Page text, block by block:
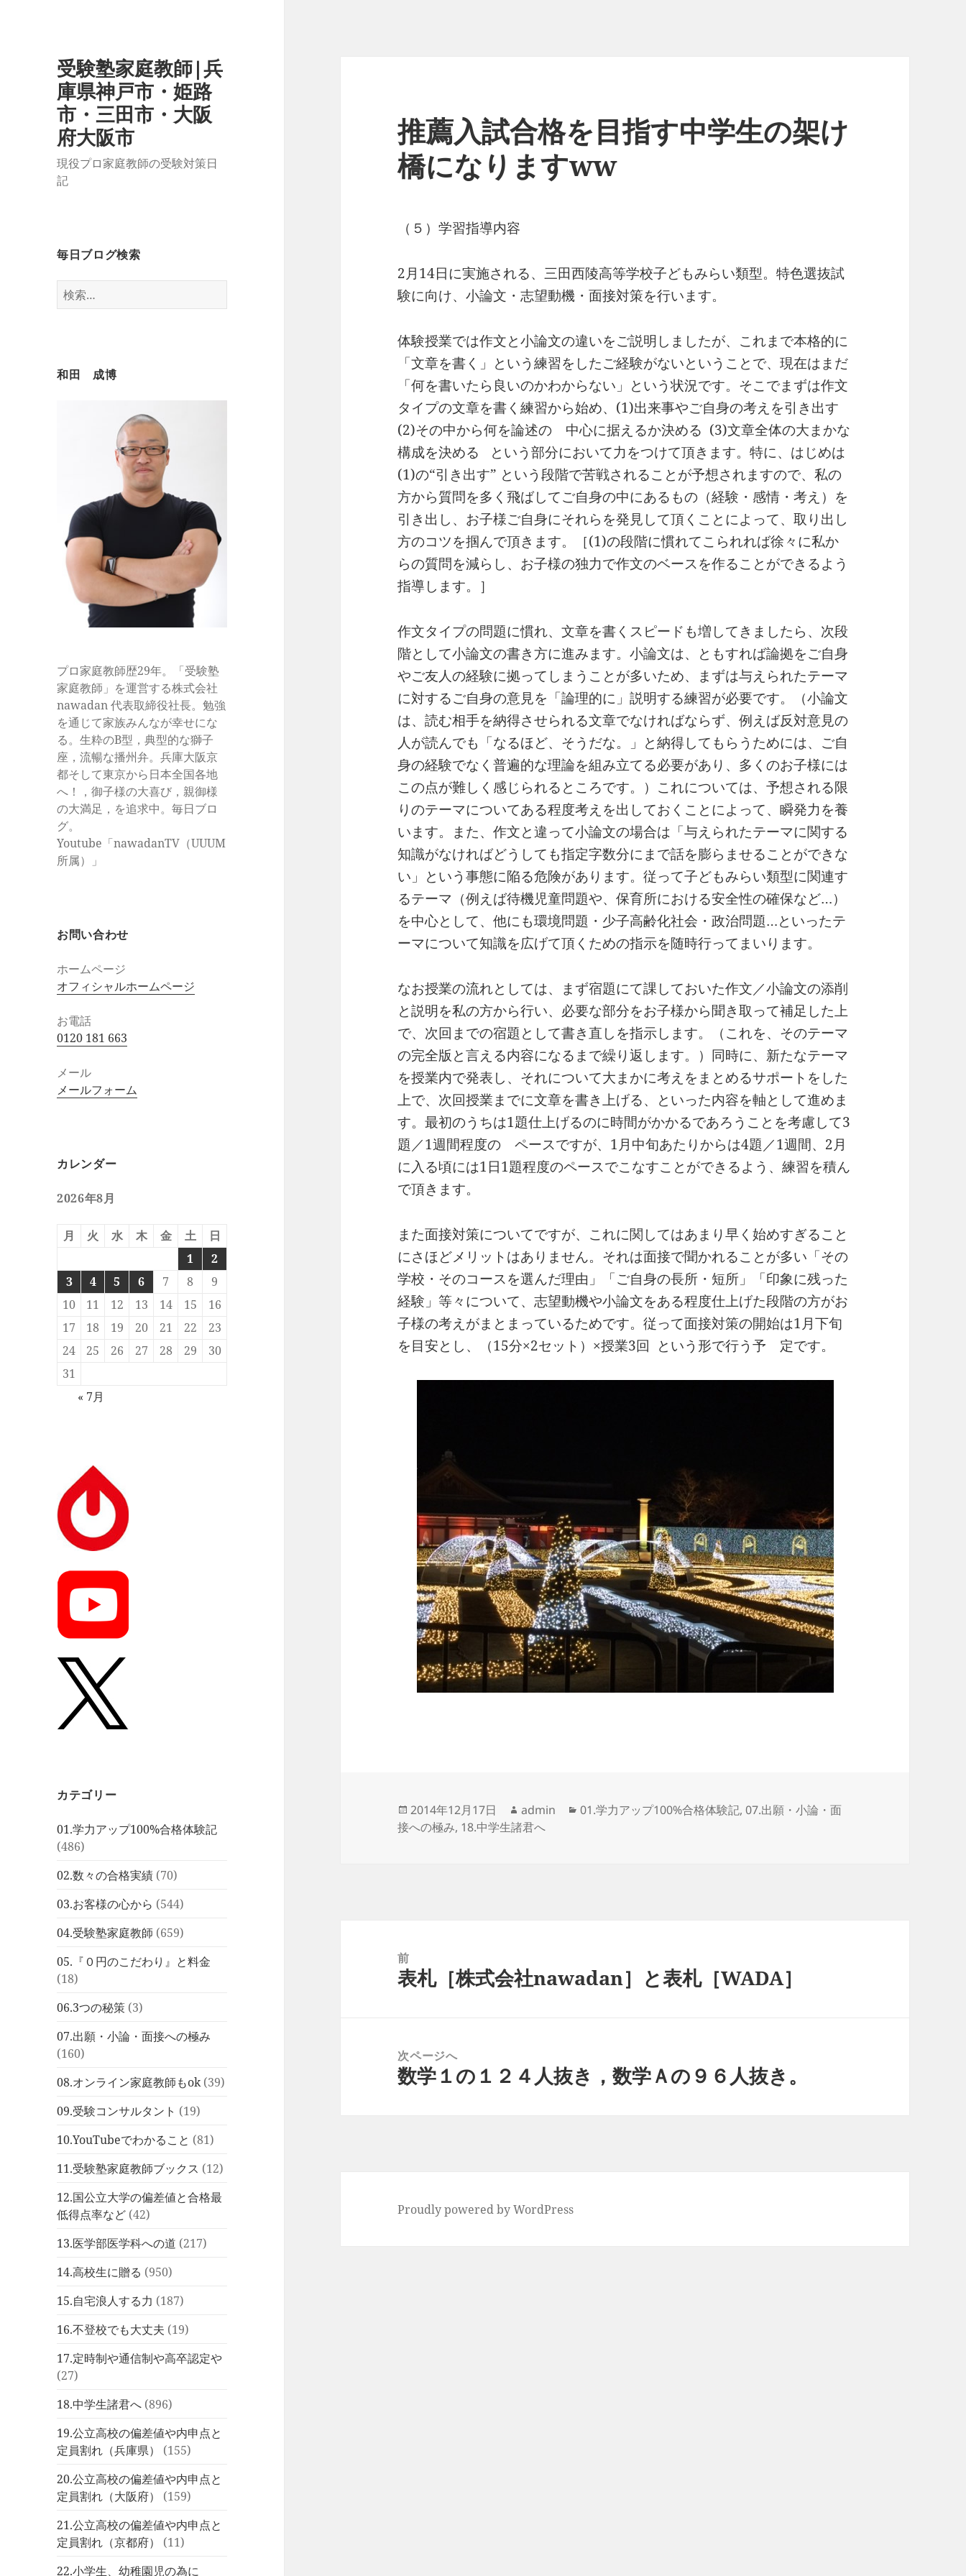
受験塾家庭教師|兵
庫県神戸市・姫路
市・三田市・大阪
府大阪市
現役プロ家庭教師の受験対策日
記
毎日ブログ検索
検
索:
和田 成博
プロ家庭教師歴29年。「受験塾
家庭教師」を運営する株式会社
nawadan 代表取締役社長。勉強
を通じて家族みんなが幸せにな
る。生粋のB型，典型的な獅子
座，流暢な播州弁。兵庫大阪京
都そして東京から日本全国各地
へ！，御子様の大喜び，親御様
の大満足，を追求中。毎日ブロ
グ。
Youtube「nawadanTV（UUUM
所属）」
お問い合わせ
ホームページ
オフィシャルホームページ
お電話
0120 181 663
メール
メールフォーム
カレンダー
2026年8月
月 火 水 木 金 土
日
1
2
3
4 5 6 7 8
9
10
11 12 13 14 15
16
17
18 19 20 21 22
23
24
25 26 27 28 29
30
31
« 7月
カテゴリー
01.学力アップ100%合格体験記
(486)
02.数々の合格実績 (70)
03.お客様の心から (544)
04.受験塾家庭教師 (659)
05.『０円のこだわり』と料金
(18)
06.3つの秘策 (3)
07.出願・小論・面接への極み
(160)
08.オンライン家庭教師もok(39)
09.受験コンサルタント (19)
10.YouTubeでわかること (81)
11.受験塾家庭教師ブックス (12)
12.国公立大学の偏差値と合格最
低得点率など (42)
13.医学部医学科への道 (217)
14.高校生に贈る (950)
15.自宅浪人する力 (187)
16.不登校でも大丈夫 (19)
17.定時制や通信制や高卒認定や
(27)
18.中学生諸君へ (896)
19.公立高校の偏差値や内申点と
定員割れ（兵庫県）
(155)
20.公立高校の偏差値や内申点と
定員割れ（大阪府）
(159)
21.公立高校の偏差値や内申点と
定員割れ（京都府）
(11)
22.小学生、幼稚園児の為に
推薦入試合格を目指す中学生の架け
橋になりますww
（５）学習指導内容
2月14日に実施される、三田西陵高等学校子どもみらい類型。特色選抜試
験に向け、小論文・志望動機・面接対策を行います。
体験授業では作文と小論文の違いをご説明しましたが、これまで本格的に
「文章を書く」という練習をしたご経験がないということで、現在はまだ
「何を書いたら良いのかわからない」という状況です。そこでまずは作文
タイプの文章を書く練習から始め、(1)出来事やご自身の考えを引き出す
(2)その中から何を論述の 中心に据えるか決める (3)文章全体の大まかな
構成を決める という部分において力をつけて頂きます。特に、はじめは
(1)の“引き出す” という段階で苦戦されることが予想されますので、私の
方から質問を多く飛ばしてご自身の中にあるもの（経験・感情・考え）を
引き出し、お子様ご自身にそれらを発見して頂くことによって、取り出し
方のコツを掴んで頂きます。［(1)の段階に慣れてこられれば徐々に私か
らの質問を減らし、お子様の独力で作文のベースを作ることができるよう
指導します。］
作文タイプの問題に慣れ、文章を書くスピードも増してきましたら、次段
階として小論文の書き方に進みます。小論文は、ともすれば論拠をご自身
やご友人の経験に拠ってしまうことが多いため、まずは与えられたテーマ
に対するご自身の意見を「論理的に」説明する練習が必要です。（小論文
は、読む相手を納得させられる文章でなければならず、例えば反対意見の
人が読んでも「なるほど、そうだな。」と納得してもらうためには、ご自
身の経験でなく普遍的な理論を組み立てる必要があり、多くのお子様には
この点が難しく感じられるところです。）これについては、予想される限
りのテーマについてある程度考えを出しておくことによって、瞬発力を養
います。また、作文と違って小論文の場合は「与えられたテーマに関する
知識がなければどうしても指定字数分にまで話を膨らませることができな
い」という事態に陥る危険があります。従って子どもみらい類型に関連す
るテーマ（例えば待機児童問題や、保育所における安全性の確保など…）
を中心として、他にも環境問題・少子高齢化社会・政治問題…といったテ
ーマについて知識を広げて頂くための指示を随時行ってまいります。
なお授業の流れとしては、まず宿題にて課しておいた作文／小論文の添削
と説明を私の方から行い、必要な部分をお子様から聞き取って補足した上
で、次回までの宿題として書き直しを指示します。（これを、そのテーマ
の完全版と言える内容になるまで繰り返します。）同時に、新たなテーマ
を授業内で発表し、それについて大まかに考えをまとめるサポートをした
上で、次回授業までに文章を書き上げる、といった内容を軸として進めま
す。最初のうちは1題仕上げるのに時間がかかるであろうことを考慮して3
題／1週間程度の ペースですが、1月中旬あたりからは4題／1週間、2月
に入る頃には1日1題程度のペースでこなすことができるよう、練習を積ん
で頂きます。
また面接対策についてですが、これに関してはあまり早く始めすぎること
にさほどメリットはありません。それは面接で聞かれることが多い「その
学校・そのコースを選んだ理由」「ご自身の長所・短所」「印象に残った
経験」等々について、志望動機や小論文をある程度仕上げた段階の方がお
子様の考えがまとまっているためです。従って面接対策の開始は1月下旬
を目安とし、（15分×2セット）×授業3回 という形で行う予 定です。
投
稿
2014年12月17日
作
成
admin
カ
01.学力アップ100%合格体験記,07.出願・小論・面
接への極み, 18.中学生諸君へ
前
前
表札［株式会社nawadan］と表札［WADA］
次ページへ
次
数学１の１２４人抜き，数学Ａの９６人抜き。
Proudly powered by WordPress